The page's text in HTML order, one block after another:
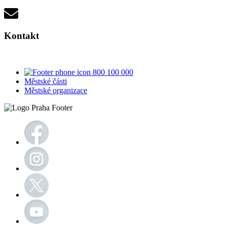
Kontakt
800 100 000
Městské části
Městské organizace